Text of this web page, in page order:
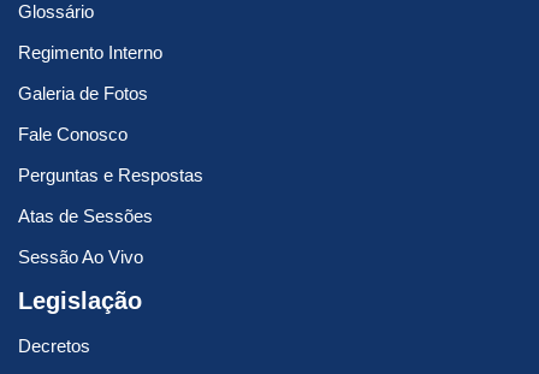
Glossário
Regimento Interno
Galeria de Fotos
Fale Conosco
Perguntas e Respostas
Atas de Sessões
Sessão Ao Vivo
Legislação
Decretos